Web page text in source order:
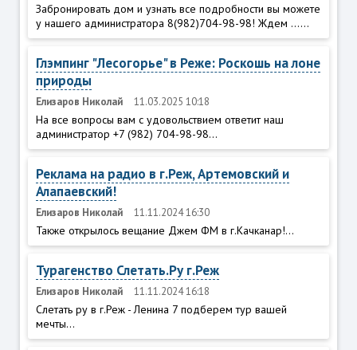
Забронировать дом и узнать все подробности вы можете
у нашего администратора 8(982)704-98-98! Ждем ......
Глэмпинг "Лесогорье" в Реже: Роскошь на лоне
природы
Елизаров Николай 11.03.2025 10:18
На все вопросы вам с удовольствием ответит наш
администратор +7 (982) 704-98-98...
Реклама на радио в г.Реж, Артемовский и
Алапаевский!
Елизаров Николай 11.11.2024 16:30
Также открылось вещание Джем ФМ в г.Качканар!...
Турагенство Слетать.Ру г.Реж
Елизаров Николай 11.11.2024 16:18
Слетать ру в г.Реж - Ленина 7 подберем тур вашей
мечты...